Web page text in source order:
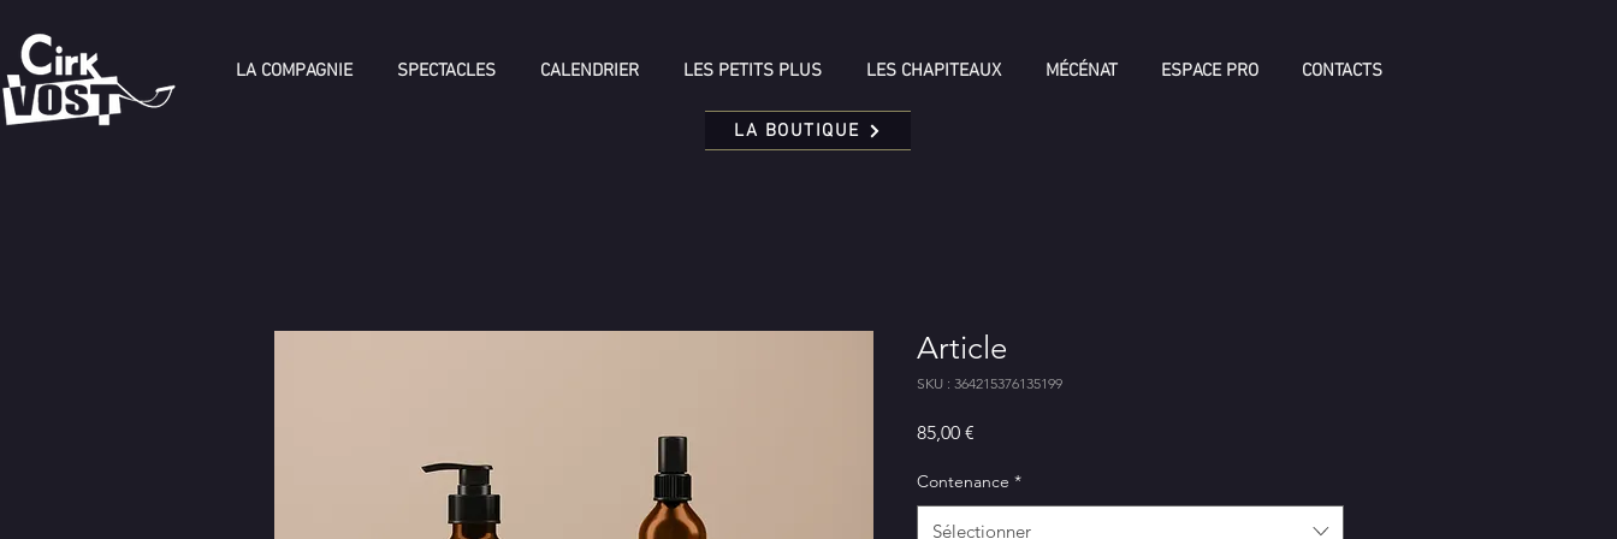
LA COMPAGNIE SPECTACLES CALENDRIER LES PETITS PLUS LES CHAPITEAUX MÉCÉNAT ESPACE PRO CONTACTS
LA BOUTIQUE
Article
SKU : 364215376135199
85,00 €
Contenance *
Sélectionner